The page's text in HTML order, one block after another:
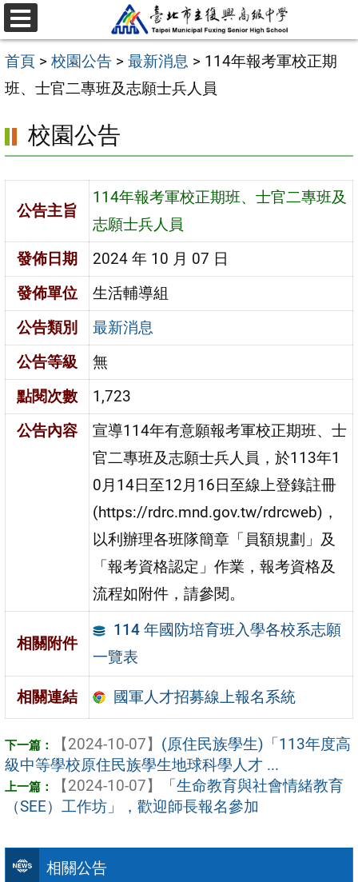
跳
至
主
要
容
區
選
單
首頁 > 校園公告 > 最新消息 > 114年報考軍校正期
班、士官二專班及志願士兵人員
相關公告
校園公告
公告主旨
114年報考軍校正期班、士官二專班及
志願士兵人員
發佈日期
2024 年 10 月 07 日
發佈單位
生活輔導組
公告類別
最新消息
公告等級
無
點閱次數
1,723
公告內容
宣導114年有意願報考軍校正期班、士
官二專班及志願士兵人員，於113年1
0月14日至12月16日至線上登錄註冊
(https://rdrc.mnd.gov.tw/rdrcweb)，
以利辦理各班隊簡章「員額規劃」及
「報考資格認定」作業，報考資格及
流程如附件，請參閱。
相關附件
114 年國防培育班入學各校系志願
一覽表
相關連結 國軍人才招募線上報名系統
【2024-10-07】 (原住民族學生)「113年度高
級中等學校原住民族學生地球科學人才 ...
【2024-10-07】
「生命教育與社會情緒教育
（SEE）工作坊」，歡迎師長報名參加